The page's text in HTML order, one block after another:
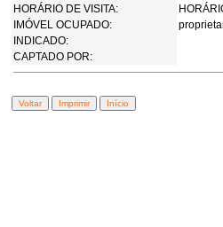
HORÁRIO DE VISITA:
IMÓVEL OCUPADO:
INDICADO:
CAPTADO POR: